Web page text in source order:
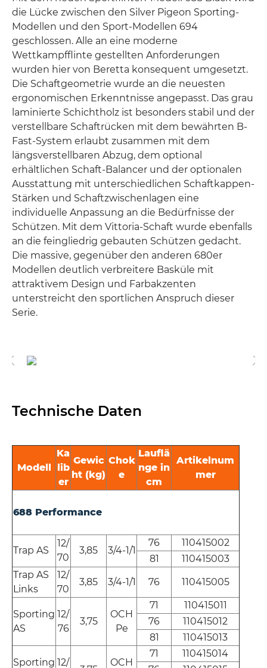
die Lücke zwischen den Silver Pigeon Sporting-
Modellen und den Sport-Modellen 694
geschlossen. Alle an eine moderne
Wettkampfflinte gestellten Anforderungen
wurden hier von Beretta konsequent umgesetzt.
Die Schaftgeometrie wurde an die neuesten
ergonomischen Erkenntnisse angepasst. Das grau
laminierte Schichtholz ist besonders stabil und der
verstellbare Schaftrücken mit dem bewährten B-
Fast-System erlaubt zusammen mit dem
längsverstellbaren Abzug, dem optional
erhältlichen Schaft-Balancer und der optionalen
Ausstattung mit unterschiedlichen Schaftkappen-
Stärken und Schaftzwischenlagen eine
individuelle Anpassung an die Bedürfnisse der
Schützen. Mit dem Vittoria-Schaft wurde ebenfalls
an die feingliedrig gebauten Schützen gedacht.
Die massive, gegenüber den anderen 680er
Modellen deutlich verbreitere Basküle mit
attraktivem Design und Farbakzenten
unterstreicht den sportlichen Anspruch dieser
Serie.
Technische Daten
Modell
Ka
lib
er
Gewic
ht (kg)
Chok
e
Lauflä
nge in
cm
Artikelnum
mer
688 Performance
Trap AS
12/
70
3,85 3/4-1/1
76
110415002
81
110415003
Trap AS
Links
12/
70
3,85 3/4-1/1 76 110415005
Sporting
AS
12/
76
3,75
OCH
Pe
71
110415011
76
110415012
81
110415013
Sporting 12/ OCH
71
110415014